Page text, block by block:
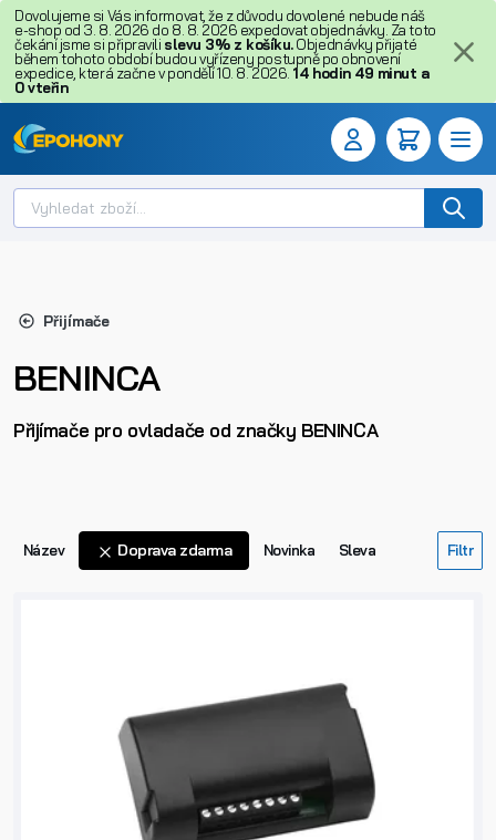
Dovolujeme si Vás informovat, že z důvodu dovolené nebude náš
e-shop od 3. 8. 2026 do 8. 8. 2026 expedovat objednávky. Za toto
čekání jsme si připravili slevu 3% z košíku.Objednávky přijaté
během tohoto období budou vyřízeny postupně po obnovení
expedice, která začne v pondělí 10. 8. 2026. 14 hodin 49 minut a
0 vteřin
Přijímače
BENINCA
Přijímače pro ovladače od značky BENINCA
Název Doprava zdarma Novinka Sleva